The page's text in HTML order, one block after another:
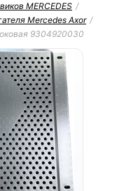
MERCEDES /
Mercedes Axor /
9304920030